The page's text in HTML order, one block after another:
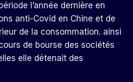
l’année dernière en
anti-Covid en Chine et de
de la consommation. ainsi
de bourse des sociétés
elle détenait des